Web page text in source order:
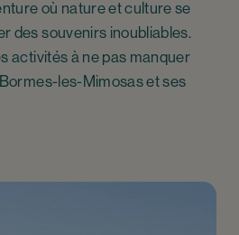
où nature et culture se
des souvenirs inoubliables.
activités à ne pas manquer
les-Mimosas et ses